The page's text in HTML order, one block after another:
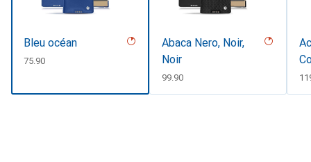
Bleu océan
CHF
75.90
Abaca Nero, Noir,
Noir
CHF
99.90